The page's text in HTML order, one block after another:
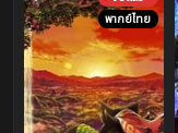
พากย์ไทย